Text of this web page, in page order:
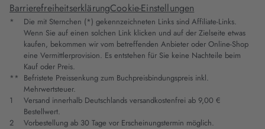
BarrierefreiheitserklärungCookie-Einstellungen
*
Die mit Sternchen (*) gekennzeichneten Links sind Affiliate-Links.
Wenn Sie auf einen solchen Link klicken und auf der Zielseite etwas
kaufen, bekommen wir vom betreffenden Anbieter oder Online-Shop
eine Vermittlerprovision. Es entstehen für Sie keine Nachteile beim
Kauf oder Preis.
** Befristete Preissenkung zum Buchpreisbindungspreis inkl.
Mehrwertsteuer.
1
Versand innerhalb Deutschlands versandkostenfrei ab 9,00 €
Bestellwert.
2
Vorbestellung ab 30 Tage vor Erscheinungstermin möglich.